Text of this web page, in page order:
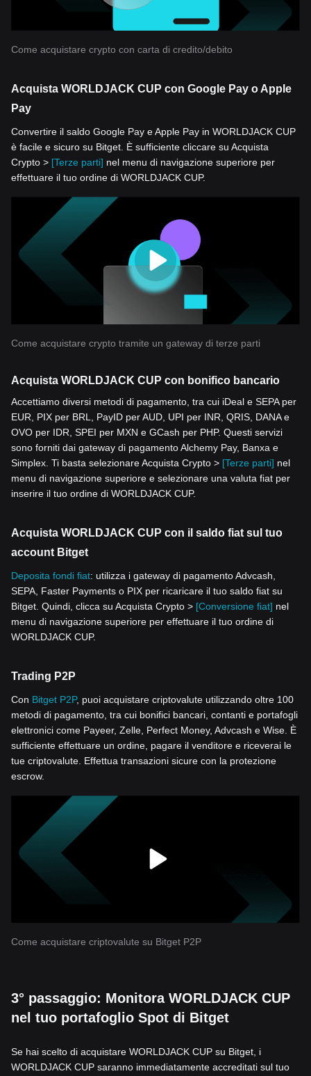
Come acquistare crypto con carta di credito/debito
Acquista WORLDJACK CUP con Google Pay o Apple
Pay
Convertire il saldo Google Pay e Apple Pay in WORLDJACK CUP
è facile e sicuro su Bitget. È sufficiente cliccare su Acquista
Crypto > [Terze parti] nel menu di navigazione superiore per
effettuare il tuo ordine di WORLDJACK CUP.
Come acquistare crypto tramite un gateway di terze parti
Acquista WORLDJACK CUP con bonifico bancario
Accettiamo diversi metodi di pagamento, tra cui iDeal e SEPA per
EUR, PIX per BRL, PayID per AUD, UPI per INR, QRIS, DANA e
OVO per IDR, SPEI per MXN e GCash per PHP. Questi servizi
sono forniti dai gateway di pagamento Alchemy Pay, Banxa e
Simplex. Ti basta selezionare Acquista Crypto > [Terze parti] nel
menu di navigazione superiore e selezionare una valuta fiat per
inserire il tuo ordine di WORLDJACK CUP.
Acquista WORLDJACK CUP con il saldo fiat sul tuo
account Bitget
Deposita fondi fiat: utilizza i gateway di pagamento Advcash,
SEPA, Faster Payments o PIX per ricaricare il tuo saldo fiat su
Bitget. Quindi, clicca su Acquista Crypto > [Conversione fiat] nel
menu di navigazione superiore per effettuare il tuo ordine di
WORLDJACK CUP.
Trading P2P
Con Bitget P2P, puoi acquistare criptovalute utilizzando oltre 100
metodi di pagamento, tra cui bonifici bancari, contanti e portafogli
elettronici come Payeer, Zelle, Perfect Money, Advcash e Wise. È
sufficiente effettuare un ordine, pagare il venditore e riceverai le
tue criptovalute. Effettua transazioni sicure con la protezione
escrow.
Come acquistare criptovalute su Bitget P2P
3° passaggio: Monitora WORLDJACK CUP
nel tuo portafoglio Spot di Bitget
Se hai scelto di acquistare WORLDJACK CUP su Bitget, i
WORLDJACK CUP saranno immediatamente accreditati sul tuo